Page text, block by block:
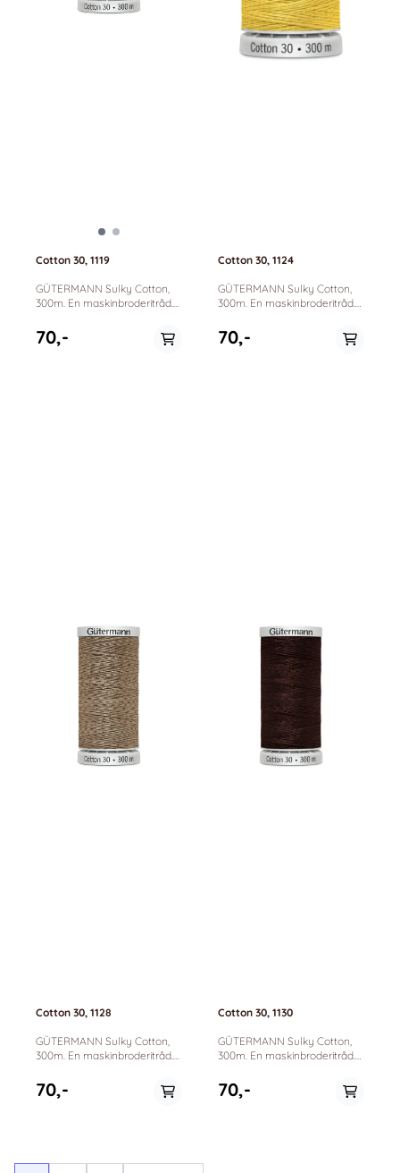
Cotton 30, 1119
GÜTERMANN Sulky Cotton,
300m. En maskinbroderitråd.
maskinbrodering, dekorative
sømmer og quilting.
70,-
Cotton 30, 1124
GÜTERMANN Sulky Cotton,
300m. En maskinbroderitråd.
maskinbrodering, dekorative
sømmer og quilting.
70,-
Cotton 30, 1128
GÜTERMANN Sulky Cotton,
300m. En maskinbroderitråd.
maskinbrodering, dekorative
sømmer og quilting.
70,-
Cotton 30, 1130
GÜTERMANN Sulky Cotton,
300m. En maskinbroderitråd.
maskinbrodering, dekorative
sømmer og quilting.
70,-